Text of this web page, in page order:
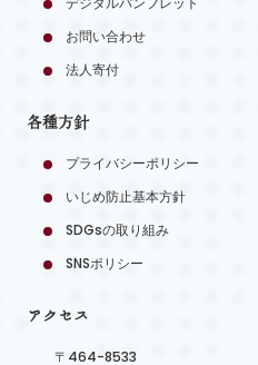
お問い合わせ
法人寄付
各種方針
プライバシーポリシー
いじめ防止基本方針
SDGsの取り組み
SNSポリシー
アクセス
〒464-8533